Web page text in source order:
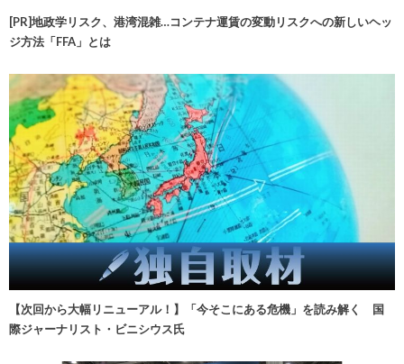
[PR]地政学リスク、港湾混雑…コンテナ運賃の変動リスクへの新しいヘッ
ジ方法「FFA」とは
【次回から大幅リニューアル！】「今そこにある危機」を読み解く 国
際ジャーナリスト・ビニシウス氏